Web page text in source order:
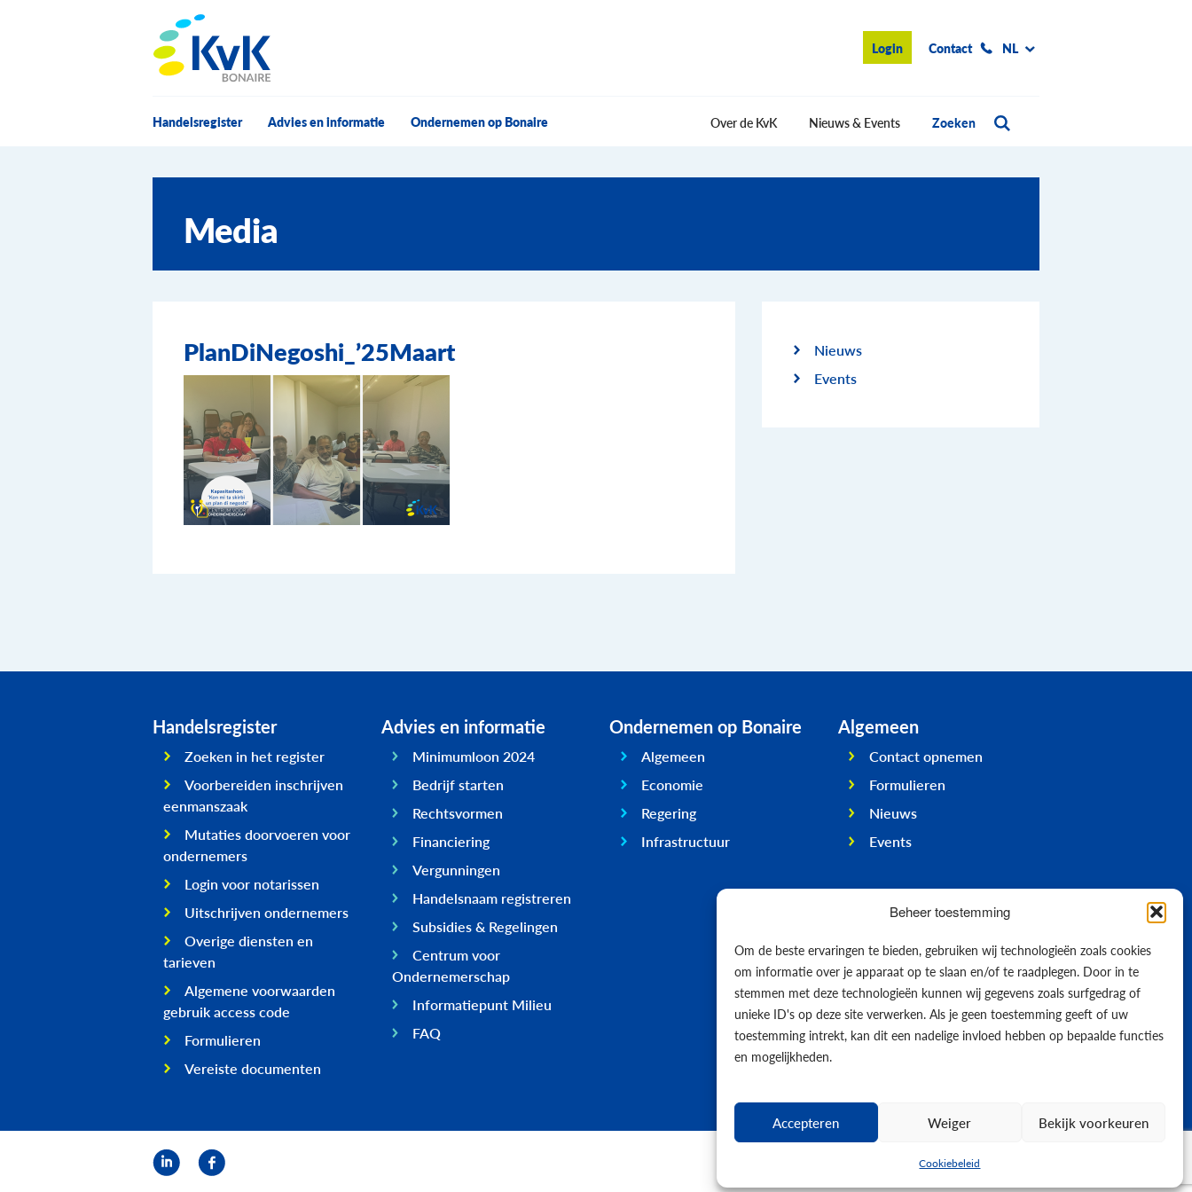
Beheer toestemming
Om de beste ervaringen te bieden, gebruiken wij technologieën zoals cookies
om informatie over je apparaat op te slaan en/of te raadplegen. Door in te
stemmen met deze technologieën kunnen wij gegevens zoals surfgedrag of
unieke ID's op deze site verwerken. Als je geen toestemming geeft of uw
toestemming intrekt, kan dit een nadelige invloed hebben op bepaalde functies
en mogelijkheden.
Accepteren Weiger Bekijk voorkeuren
Cookiebeleid
Login Contact NL
Handelsregister Advies en informatie Ondernemen op Bonaire Over de KvK Nieuws & Events Zoeken
Media
PlanDiNegoshi_’25Maart
Nieuws
Events
Handelsregister
Zoeken in het register
Voorbereiden inschrijven
eenmanszaak
Mutaties doorvoeren voor
ondernemers
Login voor notarissen
Uitschrijven ondernemers
Overige diensten en
tarieven
Algemene voorwaarden
gebruik access code
Formulieren
Vereiste documenten
Advies en informatie
Minimumloon 2024
Bedrijf starten
Rechtsvormen
Financiering
Vergunningen
Handelsnaam registreren
Subsidies & Regelingen
Centrum voor
Ondernemerschap
Informatiepunt Milieu
FAQ
Ondernemen op Bonaire
Algemeen
Economie
Regering
Infrastructuur
Algemeen
Contact opnemen
Formulieren
Nieuws
Events
© 2026